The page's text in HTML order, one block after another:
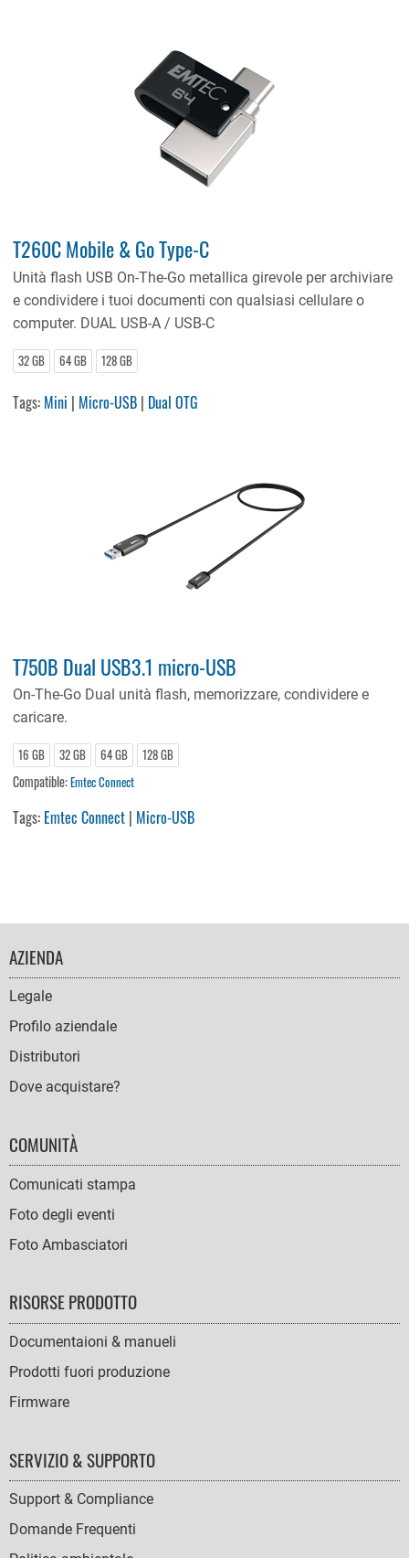
T260C Mobile & Go Type-C
Unità flash USB On-The-Go metallica girevole per archiviare
e condividere i tuoi documenti con qualsiasi cellulare o
computer. DUAL USB-A / USB-C
32 GB 64 GB 128 GB
Tags: Mini | Micro-USB | Dual OTG
T750B Dual USB3.1 micro-USB
On-The-Go Dual unità flash, memorizzare, condividere e
caricare.
16 GB 32 GB 64 GB 128 GB
Compatible:Emtec Connect
Tags: Emtec Connect | Micro-USB
FOOTER
NAVIGATION
AZIENDA
Legale
Profilo aziendale
Distributori
Dove acquistare?
COMUNITÀ
Comunicati stampa
Foto degli eventi
Foto Ambasciatori
RISORSE PRODOTTO
Documentaioni & manueli
Prodotti fuori produzione
Firmware
SERVIZIO & SUPPORTO
Support & Compliance
Domande Frequenti